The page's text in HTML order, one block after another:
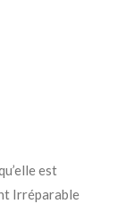
est
Irréparable